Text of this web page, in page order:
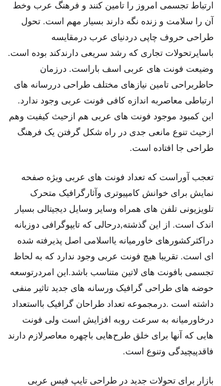
ارتباط تجسمی امروز را تامین کنند و فرهنگ عرب وخط
آن را سلامت و زنده نگه دارند بسیار مهم است. تحول
طراحی حروف چاپی دردنیای عرب درمقایسه
باسایرتحولات تجاری که رشد سریعی دارندکند بوده است.
وضیعت فونت های عربی اسف باراست. درزمان
حاظربراحی تامین نیازهای مختلف طراحی دررسانه های
ارتباطی معاصربه اندازه کافی فونت عربی وجود ندارد.
این کمبود موجود فونت های عربی هم ازحیث کیفیت وهم
ازحیث تنوع مانعی جدی در راه شکل گرفتن یک فرهنگ
طراحی جا افتاده است.
تعجب آوراست که تعداد فونت های عربی ویژه صفحه
نمایش برای خوانش کامپیوتری وآثارگرافیک متحرک
تلویزیونی تلفن های همراه وسایر وسایل دیجیتالی بسیار
اندک است. از این گذشته,درحالی که تایپوگرافی دوزبانه
دراکثرکشورهای خاورمیانه یااسلامی اصل پذیرفته شده
ای است. تقریبا هیچ فونت عربی وجود ندارد که به لحاظ
تجسمی بافونت های لاتین متناسب باشد.این امردرتوسعه
حوضه های طراحی گرافیک ورسانه های جدید تاثیر منفی
داشته است .درمجموعه تعداد طراحان گرافیک بااستعداد
درخاورمیانه به سرعت روبه افزایش است ولی فونت
هایی که آنها برای خلق طرح‌هایی باچهره معاصرلازم دارند
فاقدپیچیدگی وتنوع است.
بازار برای تحولات جدید در طراحی تایپ فیس عربی